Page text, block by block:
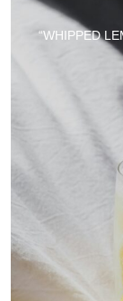
“WHIPPED